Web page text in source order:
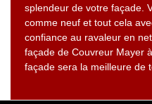
splendeur de votre façade.
comme neuf et tout cela
confiance au ravaleur en
façade de Couvreur Mayer
façade sera la meilleure de